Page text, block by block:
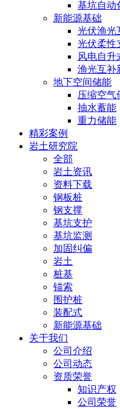
基坑自动
新能源基础
光伏渔光
光伏柔性
风电自升
渔光互补
地下空间储能
压缩空气
抽水蓄能
重力储能
精彩案例
岩土研究院
全部
岩土资讯
资料下载
钢板桩
钢支撑
基坑支护
基坑监测
加固纠偏
岩土
桩基
锚索
围护桩
装配式
新能源基础
关于我们
公司介绍
公司动态
资质荣誉
知识产权
公司荣誉